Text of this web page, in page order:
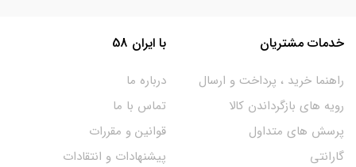
خدمات مشتریان
راهنما خرید ، پرداخت و ارسال
رویه های بازگرداندن کالا
پرسش های متداول
گارانتی
با ایران 58
درباره ما
تماس با ما
قوانین و مقررات
پیشنهادات و انتقادات